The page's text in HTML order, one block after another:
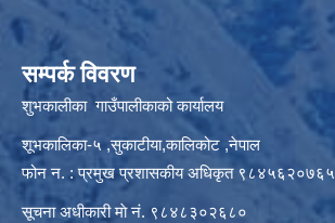
सम्पर्क विवरण
शुभकालीका गाउँपालीकाको कार्यालय
शूभकालिका-५ ,सुकाटीया,कालिकोट ,नेपाल
फोन न. : प्रमुख प्रशासकीय अधिकृत ९८४५६२०७६५
सूचना अधीकारी माे नं. ९८४८३०२६८०